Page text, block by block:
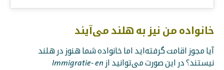
خانواده من نیز به هلند می‌آیند
آیا مجوز اقامت گرفته‌اید اما خانواده شما هنوز در هلند
نیستند؟ در این صورت می‌توانید از Immigratie- en